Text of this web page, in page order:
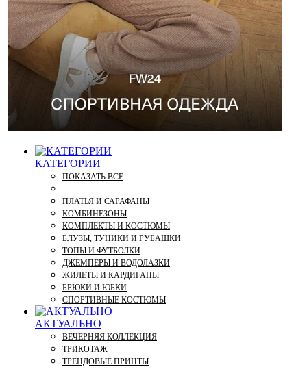
КАТЕГОРИИ
ПОКАЗАТЬ ВСЕ
ПЛАТЬЯ И САРАФАНЫ
КОМБИНЕЗОНЫ
КОМПЛЕКТЫ И КОСТЮМЫ
БЛУЗЫ, ТУНИКИ И РУБАШКИ
ТОПЫ И ФУТБОЛКИ
ДЖЕМПЕРЫ И ВОДОЛАЗКИ
ЖИЛЕТЫ И КАРДИГАНЫ
БРЮКИ И ЮБКИ
СПОРТИВНЫЕ КОСТЮМЫ
АКТУАЛЬНО
ВЕЧЕРНЯЯ КОЛЛЕКЦИЯ
ТРИКОТАЖ
ТРЕНДОВЫЕ ПРИНТЫ